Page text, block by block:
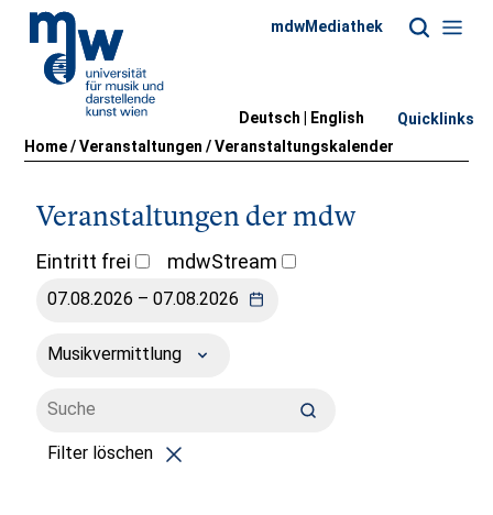
Home/Veranstaltungen /Veranstaltungskalender
mdwMediathek
Deutsch | English Quicklinks
Veranstaltungen der mdw
Eintritt frei mdwStream
Musikvermittlung
Filter löschen